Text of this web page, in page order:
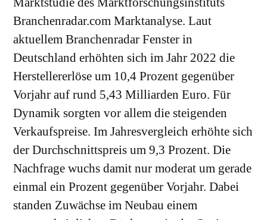
Branchenradar.com Marktanalyse. Laut
aktuellem Branchenradar Fenster in
Deutschland erhöhten sich im Jahr 2022 die
Herstellererlöse um 10,4 Prozent gegenüber
Vorjahr auf rund 5,43 Milliarden Euro. Für
Dynamik sorgten vor allem die steigenden
Verkaufspreise. Im Jahresvergleich erhöhte sich
der Durchschnittspreis um 9,3 Prozent. Die
Nachfrage wuchs damit nur moderat um gerade
einmal ein Prozent gegenüber Vorjahr. Dabei
standen Zuwächse im Neubau einem